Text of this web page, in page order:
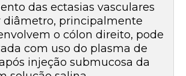
das ectasias vasculares
diâmetro, principalmente
o cólon direito, pode
com uso do plasma de
injeção submucosa da